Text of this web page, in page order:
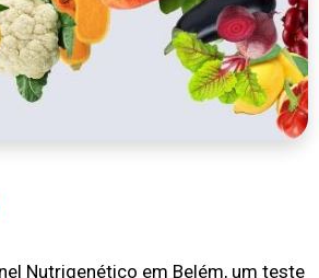
Nutrigenético em Belém, um teste